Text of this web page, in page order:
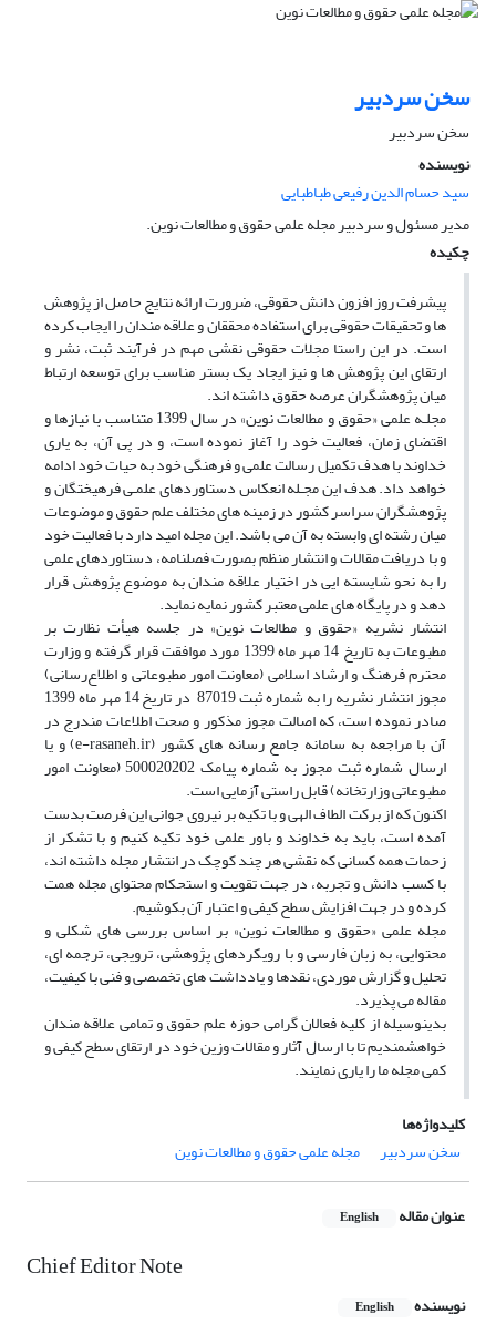
سخن سردبیر
سخن سردبیر
نویسنده
سید حسام الدین رفیعی طباطبایی
مدیر مسئول و سردبیر مجله علمی حقوق و مطالعات نوین.
چکیده
پیشرفت روز افزون دانش حقوقی، ضرورت ارائه نتایج حاصل از پژوهش
ها و تحقیقات حقوقی برای استفاده محققان و علاقه مندان را ایجاب کرده
است. در این راستا مجلات حقوقی نقشی مهم در فرآیند ثبت، نشر و
ارتقای این پژوهش ها و نیز ایجاد یک بستر مناسب برای توسعه ارتباط
میان پژوهشگران عرصه حقوق داشته اند.
مجلـه‌ علمی «حقوق و مطالعات نوین» در سال 1399 متناسب با نیازها و
اقتضای زمان، فعالیت خود را آغاز نموده است، و در پی آن، به یاری
خداوند با هدف تکمیل رسالت علمی و فرهنگی خود به حیات خود ادامه
خواهد داد. هدف این مجـله انعکاس دستاوردهای علمـی فرهیختگان و
پژوهشگران سراسر کشور در زمینه های مختلف علم حقوق و موضوعات
میان رشته ای وابسته به آن می باشد. این مجله امید دارد با فعالیت خود
و با دریافت مقالات و انتشار منظم بصورت فصلنامه، دستاوردهای علمی
را به نحو شایسته ایی در اختیار علاقه مندان به موضوع پژوهش قرار
دهد و در پایگاه های علمی معتبر کشور نمایه نماید.
انتشار نشریه «حقوق و مطالعات نوین» در جلسه‌ هیأت نظارت بر
مطبوعات به تاریخ 14 مهر ماه 1399 مورد موافقت قرار گرفته و وزارت
محترم فرهنگ و ارشاد اسلامی (معاونت امور مطبوعاتی و اطلاع‌رسانی)
مجوز انتشار نشریه را به شماره‌ ثبت 87019 در تاریخ 14 مهر ماه 1399
صادر نموده است، که اصالت مجوز مذکور و صحت اطلاعات مندرج در
آن با مراجعه به سامانه جامع رسانه های کشور (e-rasaneh.ir) و یا
ارسال شماره ثبت مجوز به شماره پیامک 500020202 (معاونت امور
مطبوعاتی وزارتخانه) قابل راستی آزمایی است.
اکنون که از برکت الطاف الهی و با تکیه بر نیروی جوانی این فرصت بدست
آمده است، باید به خداوند و باور علمی خود تکیه کنیم و با تشکر از
زحمات همه کسانی که نقشی هر چند کوچک در انتشار مجله داشته اند،
با کسب دانش و تجربه، در جهت تقویت و استحکام محتوای مجله همت
کرده و در جهت افزایش سطح کیفی و اعتبار آن بکوشیم.
مجله علمی «حقوق و مطالعات نوین» بر اساس بررسی های شکلی و
محتوایی، به زبان فارسی و با رویکردهای پژوهشی، ترویجی، ترجمه ای،
تحلیل و گزارش موردی، نقدها و یادداشت های تخصصی و فنی با کیفیت،
مقاله می پذیرد.
بدینوسیله از کلیه فعالان گرامی حوزه علم حقوق و تمامی علاقه مندان
خواهشمندیم تا با ارسال آثار و مقالات وزین خود در ارتقای سطح کیفی و
کمی مجله ما را یاری نمایند.
کلیدواژه‌ها
سخن سردبیر
مجله علمی حقوق و مطالعات نوین
عنوان مقاله English
Chief Editor Note
نویسنده English